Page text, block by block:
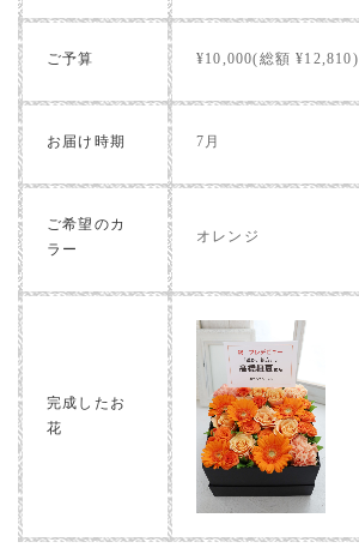
ご予算 ¥10,000(総額 ¥12,810)
お届け時期 7月
ご希望のカ
ラー
オレンジ
完成したお
花